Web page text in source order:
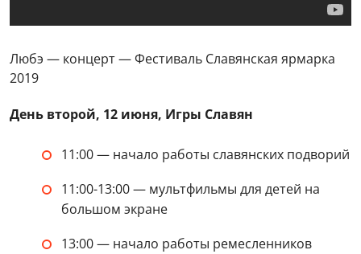
Любэ — концерт — Фестиваль Славянская ярмарка
2019
День второй, 12 июня, Игры Славян
11:00 — начало работы славянских подворий
11:00-13:00 — мультфильмы для детей на
большом экране
13:00 — начало работы ремесленников